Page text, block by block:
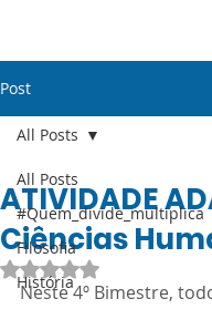
Post
All Posts
#Quem_divide_multiplica
Filosofia
História
All Posts
ATIVIDADE
Ciências
Avaliado com NaN de
Neste 4º Bimestre,